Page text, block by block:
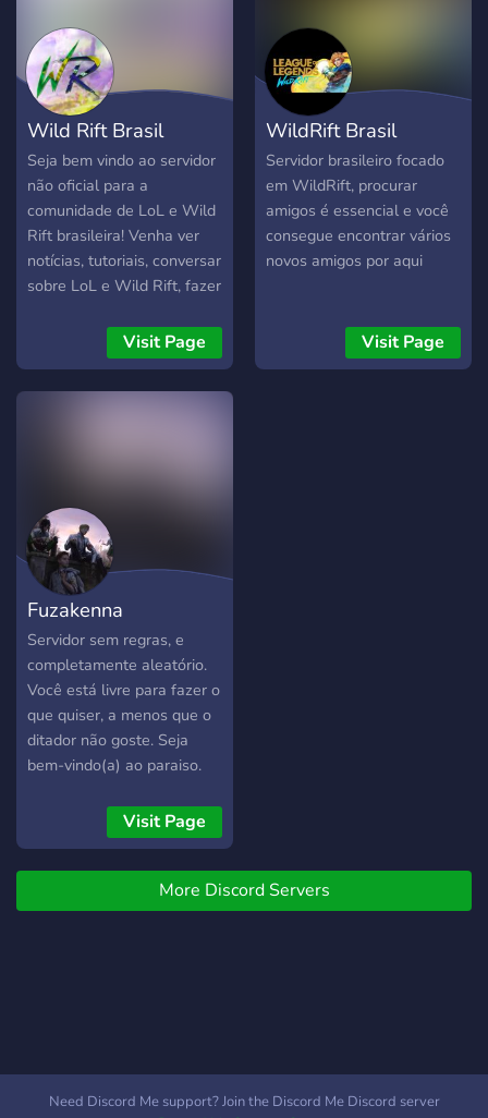
cantinho especial para
cada coisinha que você
possa imaginar: ? → Canais
para você escutar e
compartilhar aquela sua
música que você adora; ? →
Bate-papo para você
conversar e fazer
amizades; ? → Canais de
memes e também de
para os lolzeros, como:
Builds, flex, duo e também
Wild Rift Brasil
Seja bem vindo ao servidor
não oficial para a
comunidade de LoL e Wild
Rift brasileira! Venha ver
notícias, tutoriais, conversar
sobre LoL e Wild Rift, fazer
esperando por você!
Servidor da rede BGC.
Visit Page
WildRift Brasil
Servidor brasileiro focado
em WildRift, procurar
amigos é essencial e você
consegue encontrar vários
novos amigos por aqui
Visit Page
Fuzakenna
Servidor sem regras, e
completamente aleatório.
Você está livre para fazer o
que quiser, a menos que o
ditador não goste. Seja
bem-vindo(a) ao paraiso.
Visit Page
More Discord Servers
Need Discord Me support? Join the Discord Me Discord server